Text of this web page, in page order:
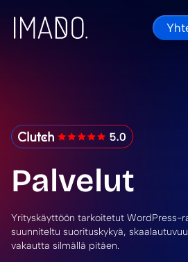
IMADO Reviews
Palvelut
Yrityskäyttöön tarkoitetut WordPress-
suunniteltu suorituskykyä,
vakautta silmällä pitäen.